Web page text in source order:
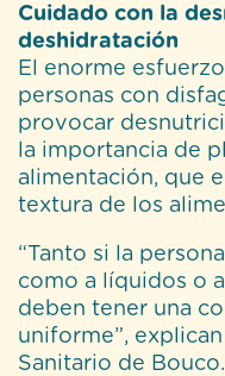
Cuidado con la
deshidratación
El enorme
personas con
provocar
la importancia de
alimentación, que
textura de los
“Tanto si la
como a líquidos o
deben tener una
uniforme”,
Sanitario de Bouco.